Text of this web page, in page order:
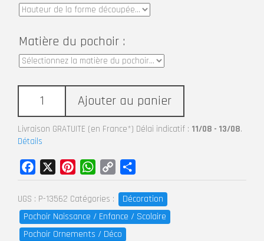
Matière du pochoir :
Ajouter au panier
Livraison GRATUITE (en France*) Délai indicatif : 11/08 - 13/08.
Détails
UGS : P-13562 Catégories :
Décoration
Pochoir Naissance / Enfance / Scolaire
Pochoir Ornements / Déco
Facebook PinterestWhatsApp
Copy
Link